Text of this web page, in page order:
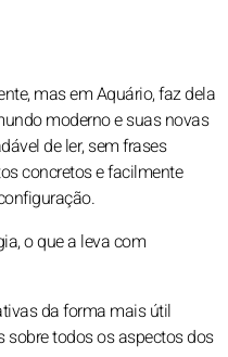
mas em Aquário, faz dela
moderno e suas novas
de ler, sem frases
concretos e facilmente
o que a leva com
da forma mais útil
sobre todos os aspectos dos